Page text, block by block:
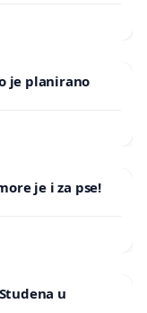
je planirano
je i za pse!
u